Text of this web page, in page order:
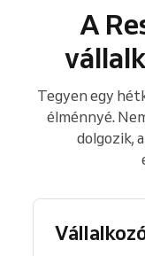
A
Tegyen egy
élménnyé.
dolgozik,